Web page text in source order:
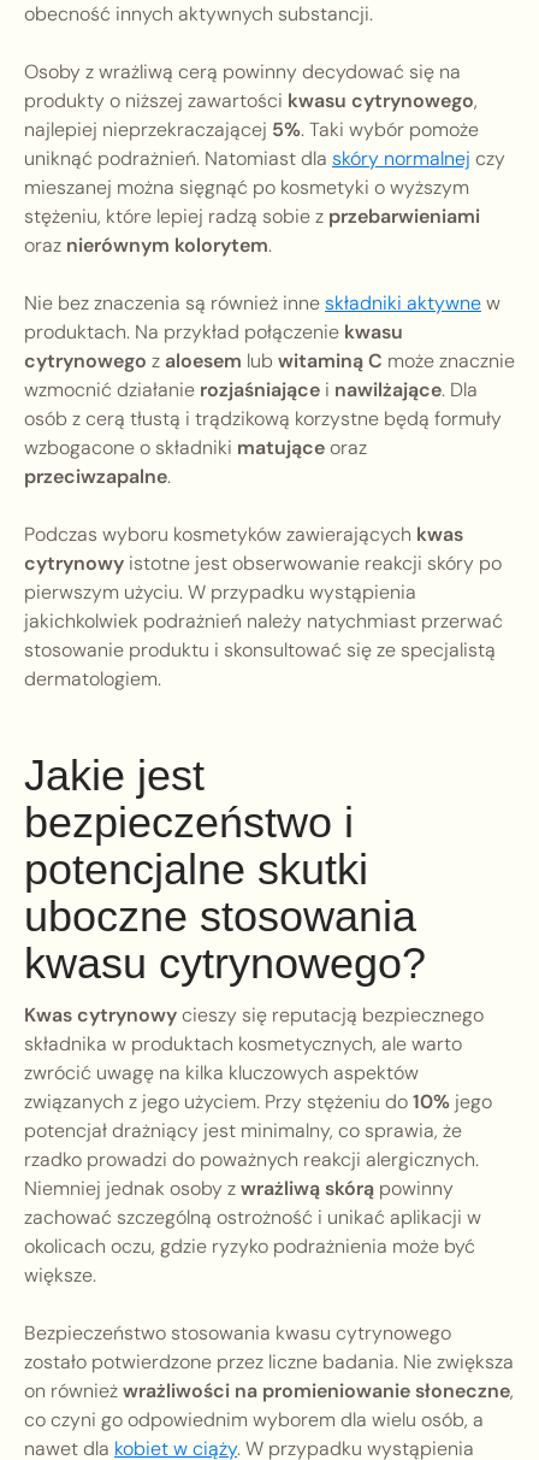
obecność innych aktywnych substancji.
Osoby z wrażliwą cerą powinny decydować się na
produkty o niższej zawartości kwasu cytrynowego,
najlepiej nieprzekraczającej 5%. Taki wybór pomoże
uniknąć podrażnień. Natomiast dla skóry normalnej czy
mieszanej można sięgnąć po kosmetyki o wyższym
stężeniu, które lepiej radzą sobie z przebarwieniami
oraz nierównym kolorytem.
Nie bez znaczenia są również inneskładniki aktywnew
produktach. Na przykład połączenie kwasu
cytrynowego zaloesem lub witaminą C może znacznie
wzmocnić działanie rozjaśniające i nawilżające. Dla
osób z cerą tłustą i trądzikową korzystne będą formuły
wzbogacone o składniki matująceoraz
przeciwzapalne.
Podczas wyboru kosmetyków zawierających kwas
cytrynowy istotne jest obserwowanie reakcji skóry po
pierwszym użyciu. W przypadku wystąpienia
jakichkolwiek podrażnień należy natychmiast przerwać
stosowanie produktu i skonsultować się ze specjalistą
dermatologiem.
Jakie jest
bezpieczeństwo i
potencjalne skutki
uboczne stosowania
kwasu cytrynowego?
Kwas cytrynowycieszy się reputacją bezpiecznego
składnika w produktach kosmetycznych, ale warto
zwrócić uwagę na kilka kluczowych aspektów
związanych z jego użyciem. Przy stężeniu do10% jego
potencjał drażniący jest minimalny, co sprawia, że
rzadko prowadzi do poważnych reakcji alergicznych.
Niemniej jednak osoby zwrażliwą skórą powinny
zachować szczególną ostrożność i unikać aplikacji w
okolicach oczu, gdzie ryzyko podrażnienia może być
większe.
Bezpieczeństwo stosowania kwasu cytrynowego
zostało potwierdzone przez liczne badania. Nie zwiększa
on równieżwrażliwości na promieniowanie słoneczne,
co czyni go odpowiednim wyborem dla wielu osób, a
nawet dla kobiet w ciąży. W przypadku wystąpienia